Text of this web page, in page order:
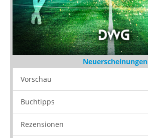
Neuerscheinungen
Vorschau
Buchtipps
Rezensionen